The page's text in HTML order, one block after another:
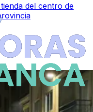
del centro de